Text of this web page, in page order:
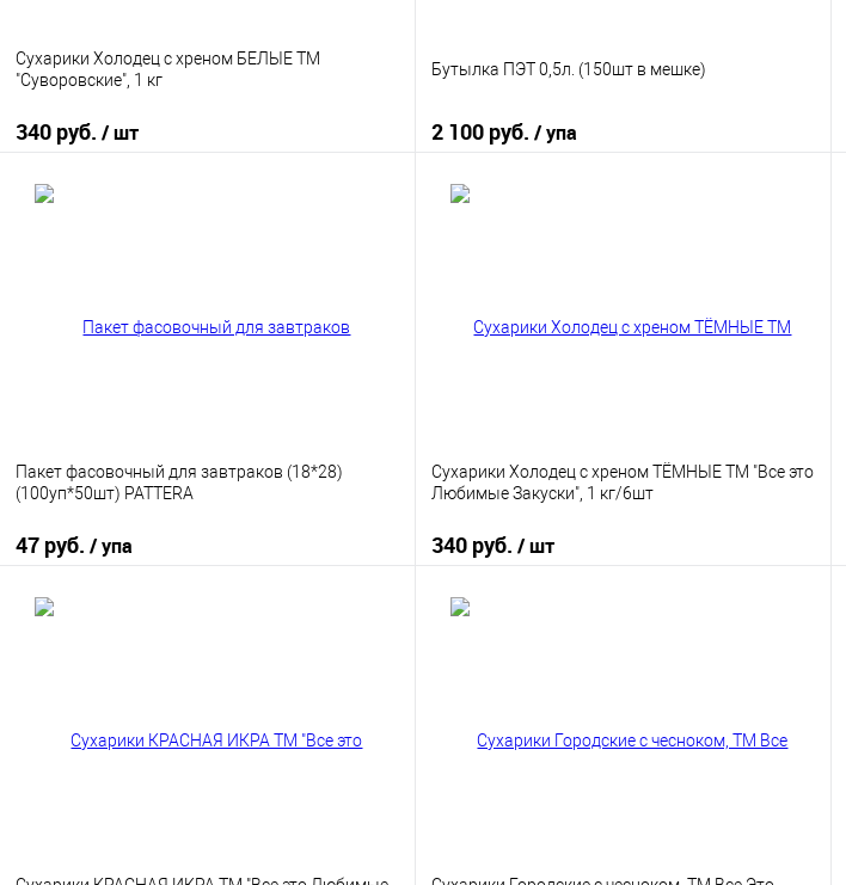
Сухарики Холодец с хреном БЕЛЫЕ ТМ
"Суворовские", 1 кг
340 руб. / шт
Бутылка ПЭТ 0,5л. (150шт в мешке)
2 100 руб. / упа
Пакет фасовочный для завтраков (18*28)
(100уп*50шт) PATTERA
47 руб. / упа
Сухарики Холодец с хреном ТЁМНЫЕ ТМ "Все это
Любимые Закуски", 1 кг/6шт
340 руб. / шт